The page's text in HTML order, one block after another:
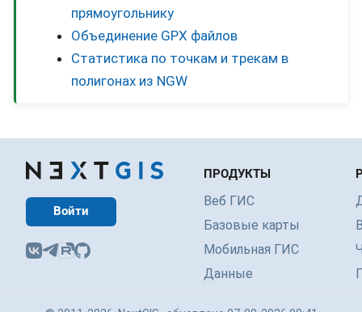
прямоугольнику
Объединение GPX файлов
Статистика по точкам и трекам в
полигонах из NGW
Войти
ПРОДУКТЫ
Веб ГИС
Базовые карты
Мобильная ГИС
Данные